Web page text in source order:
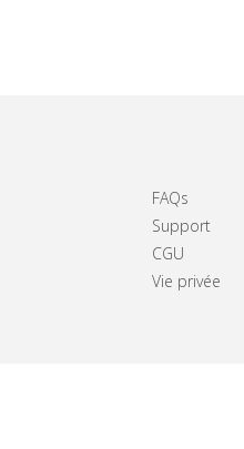
FAQs
Support
CGU
Vie privée